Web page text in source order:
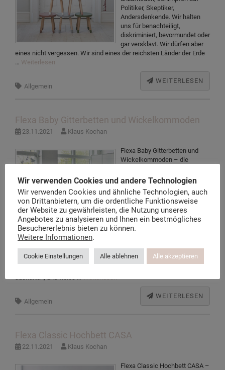
Politiker, Skeptiker,
Andersdenkende. Wir halten
uns für benachteiligt,
diskriminiert, bevormundet oder
gar versklavt. Wir dürfen aber
eines nicht vergessen. Wir sind eines der reichsten Länder der Erde
… Weiterlesen
WEITERLESEN
Allgemein
Flexa Baby Gitterbetten und Wickelkommoden
23.11.2021 Klaus Kochan
Flexa Baby Gitterbetten und
Wickelkommoden – die
Baby Gitterbetten und
Wickelkommoden gehören zur
Grundausstattung eines
Kinderzimmers. Flexa bietet die
komplette Erstausstattung für
Ihr Baby. Gitterbettchen,
Wickelkommode,
Hochstuhl wird vermutlich nicht
sofort benötigt 🙂 Zertifizierte Materialien aus nachhaltiger
aushärten, und vieles …Weiterlesen
WEITERLESEN
Allgemein
Flexa Classic Hochbett CASA
22.11.2021 Klaus Kochan
Flexa Classic Hochbett CASA –
Wir verwenden Cookies und andere Technologien
Wir verwenden Cookies und ähnliche Technologien, auch
von Drittanbietern, um die ordentliche Funktionsweise
der Website zu gewährleisten, die Nutzung unseres
Angebotes zu analysieren und Ihnen ein bestmögliches
Besuchererlebnis bieten zu können.
Weitere Informationen.
Cookie Einstellungen Alle ablehnen Alle akzeptieren